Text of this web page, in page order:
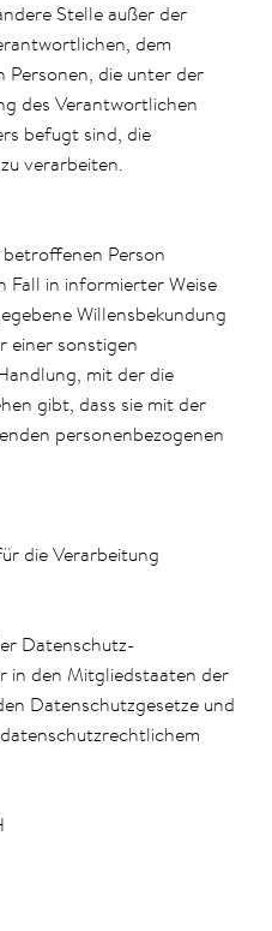
Stelle außer der
dem
die unter der
des Verantwortlichen
befugt sind, die
verarbeiten.
Person
Fall in informierter Weise
Willensbekundung
einer sonstigen
mit der die
gibt, dass sie mit der
personenbezogenen
die Verarbeitung
Datenschutz-
in den Mitgliedstaaten der
Datenschutzgesetze und